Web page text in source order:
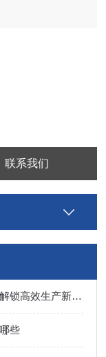
联系我们
润滑油桶生产设备：硬核性能赋能，解锁高效生产新动能
些